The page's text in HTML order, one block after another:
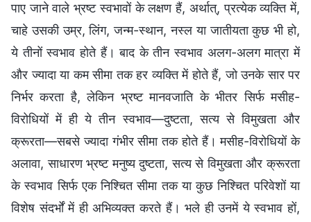
पाए जाने वाले भ्रष्ट स्वभावों के लक्षण हैं, अर्थात्, प्रत्येक व्यक्ति में,
चाहे उसकी उम्र, लिंग, जन्म-स्थान, नस्ल या जातीयता कुछ भी हो,
ये तीनों स्वभाव होते हैं। बाद के तीन स्वभाव अलग-अलग मात्रा में
और ज्यादा या कम सीमा तक हर व्यक्ति में होते हैं, जो उनके सार पर
निर्भर करता है, लेकिन भ्रष्ट मानवजाति के भीतर सिर्फ मसीह-
विरोधियों में ही ये तीन स्वभाव—दुष्टता, सत्य से विमुखता और
क्रूरता—सबसे ज्यादा गंभीर सीमा तक होते हैं। मसीह-विरोधियों के
अलावा, साधारण भ्रष्ट मनुष्य दुष्टता, सत्य से विमुखता और क्रूरता
के स्वभाव सिर्फ एक निश्चित सीमा तक या कुछ निश्चित परिवेशों या
विशेष संदर्भों में ही अभिव्यक्त करते हैं। भले ही उनमें ये स्वभाव हों,